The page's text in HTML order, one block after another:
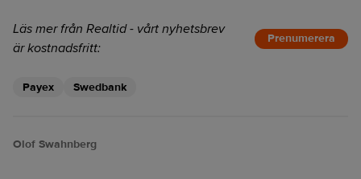
Läs mer från Realtid - vårt nyhetsbrev
är kostnadsfritt:
Prenumerera
Payex Swedbank
Olof Swahnberg